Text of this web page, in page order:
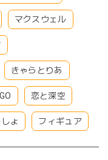
マクスウェル
きゃらとりあ
恋と深空
ょ フィギュア